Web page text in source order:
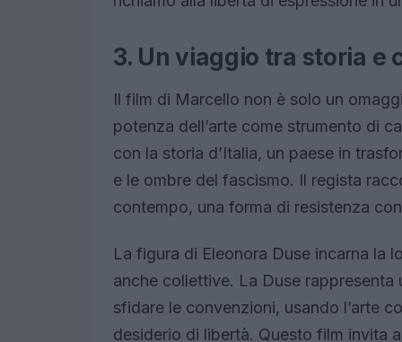
3. Un viaggio tra storia e
Il film di Marcello non è solo un
potenza dell’arte come strumento di
con la storia d’Italia, un paese in
e le ombre del fascismo. Il regista
contempo, una forma di resistenza
La figura di Eleonora Duse incarna la
anche collettive. La Duse
sfidare le convenzioni, usando l’arte
desiderio di libertà. Questo film invita